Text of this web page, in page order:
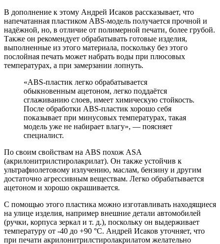
В дополнение к этому Андрей Исаков рассказывает, что
напечатанная пластиком ABS-модель получается прочной и
надёжной, но, в отличие от полимерной печати, более грубой.
Также он рекомендует обрабатывать готовые изделия,
выполненные из этого материала, поскольку без этого
послойная печать может набрать воды при плюсовых
температурах, а при замерзании лопнуть.
«ABS-пластик легко обрабатывается
обыкновенным ацетоном, легко поддаётся
сглаживанию слоев, имеет химическую стойкость.
После обработки ABS-пластик хорошо себя
показывает при минусовых температурах, такая
модель уже не набирает влагу», — поясняет
специалист.
По своим свойствам на ABS похож ASA
(акрилонитрилстиролакрилат). Он также устойчив к
ультрафиолетовому излучению, маслам, бензину и другим
достаточно агрессивным веществам. Легко обрабатывается
ацетоном и хорошо окрашивается.
С помощью этого пластика можно изготавливать находящиеся
на улице изделия, например внешние детали автомобилей
(ручки, корпуса зеркал и т. д.), поскольку он выдерживает
температуру от -40 до +90 °С. Андрей Исаков уточняет, что
при печати акрилонитрилстиролакрилатом желательно